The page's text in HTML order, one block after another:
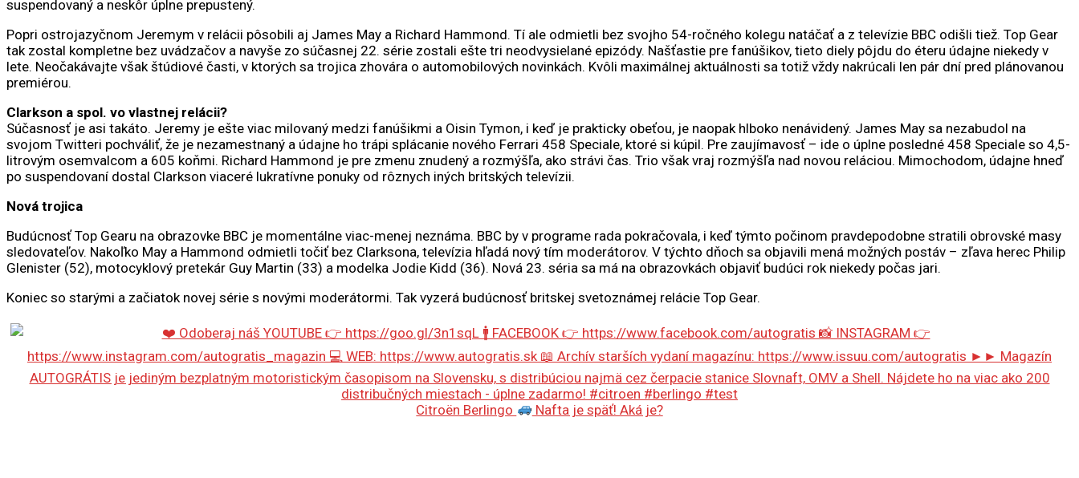
suspendovaný a neskôr úplne prepustený.
Popri ostrojazyčnom Jeremym v relácii pôsobili aj James May a Richard Hammond. Tí ale odmietli bez svojho 54-ročného kolegu natáčať a z televízie BBC odišli tiež. Top Gear
tak zostal kompletne bez uvádzačov a navyše zo súčasnej 22. série zostali ešte tri neodvysielané epizódy. Našťastie pre fanúšikov, tieto diely pôjdu do éteru údajne niekedy v
lete. Neočakávajte však štúdiové časti, v ktorých sa trojica zhovára o automobilových novinkách. Kvôli maximálnej aktuálnosti sa totiž vždy nakrúcali len pár dní pred plánovanou
premiérou.
Clarkson a spol. vo vlastnej relácii?
Súčasnosť je asi takáto. Jeremy je ešte viac milovaný medzi fanúšikmi a Oisin Tymon, i keď je prakticky obeťou, je naopak hlboko nenávidený. James May sa nezabudol na
svojom Twitteri pochváliť, že je nezamestnaný a údajne ho trápi splácanie nového Ferrari 458 Speciale, ktoré si kúpil. Pre zaujímavosť – ide o úplne posledné 458 Speciale so 4,5-
litrovým osemvalcom a 605 koňmi. Richard Hammond je pre zmenu znudený a rozmýšľa, ako strávi čas. Trio však vraj rozmýšľa nad novou reláciou. Mimochodom, údajne hneď
po suspendovaní dostal Clarkson viaceré lukratívne ponuky od rôznych iných britských televízii.
Nová trojica
Budúcnosť Top Gearu na obrazovke BBC je momentálne viac-menej neznáma. BBC by v programe rada pokračovala, i keď týmto počinom pravdepodobne stratili obrovské masy
sledovateľov. Nakoľko May a Hammond odmietli točiť bez Clarksona, televízia hľadá nový tím moderátorov. V týchto dňoch sa objavili mená možných postáv – zľava herec Philip
Glenister (52), motocyklový pretekár Guy Martin (33) a modelka Jodie Kidd (36). Nová 23. séria sa má na obrazovkách objaviť budúci rok niekedy počas jari.
Koniec so starými a začiatok novej série s novými moderátormi. Tak vyzerá budúcnosť britskej svetoznámej relácie Top Gear.
Citroën Berlingo Nafta je späť! Aká je?